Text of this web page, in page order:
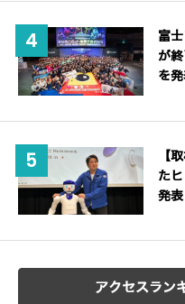
富
が
を
【
た
発
アクセスラン